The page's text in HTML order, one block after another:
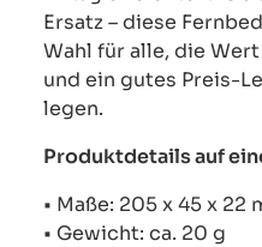
Ersatz – diese
Wahl für alle, die
und ein gutes Preis-
legen.
Produktdetails auf
• Maße: 205 x 45 x 22
• Gewicht: ca. 20 g